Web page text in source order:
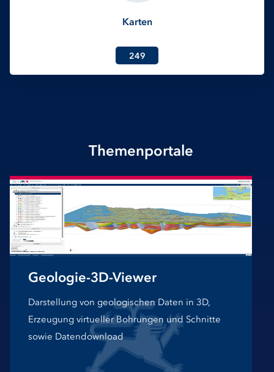
Karten
249
Themenportale
Geologie-3D-Viewer
Darstellung von geologischen Daten in 3D,
Erzeugung virtueller Bohrungen und Schnitte
sowie Datendownload